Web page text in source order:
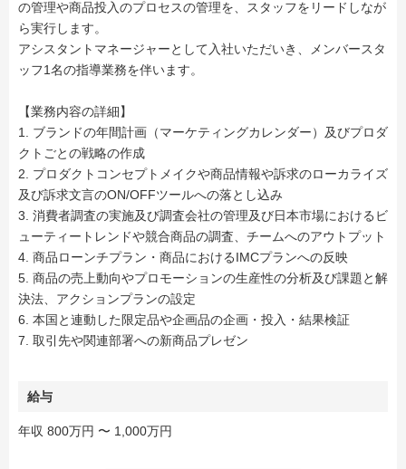
の管理や商品投入のプロセスの管理を、スタッフをリードしなが
ら実行します。
アシスタントマネージャーとして入社いただいき、メンバースタ
ッフ1名の指導業務を伴います。
【業務内容の詳細】
1. ブランドの年間計画（マーケティングカレンダー）及びプロダ
クトごとの戦略の作成
2. プロダクトコンセプトメイクや商品情報や訴求のローカライズ
及び訴求文言のON/OFFツールへの落とし込み
3. 消費者調査の実施及び調査会社の管理及び日本市場におけるビ
ューティートレンドや競合商品の調査、チームへのアウトプット
4. 商品ローンチプラン・商品におけるIMCプランへの反映
5. 商品の売上動向やプロモーションの生産性の分析及び課題と解
決法、アクションプランの設定
6. 本国と連動した限定品や企画品の企画・投入・結果検証
7. 取引先や関連部署への新商品プレゼン
給与
年収 800万円 〜 1,000万円